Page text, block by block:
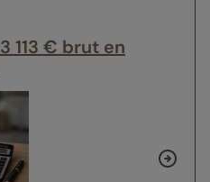
113 € brut en